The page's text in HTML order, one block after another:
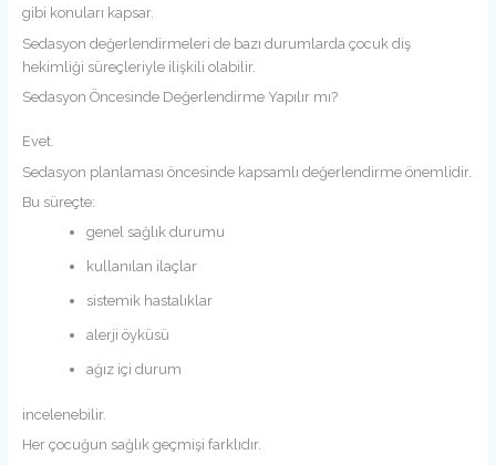
gibi konuları kapsar.
Sedasyon değerlendirmeleri de bazı durumlarda çocuk diş
hekimliği süreçleriyle ilişkili olabilir.
Sedasyon Öncesinde Değerlendirme Yapılır mı?
Evet.
Sedasyon planlaması öncesinde kapsamlı değerlendirme önemlidir.
Bu süreçte:
genel sağlık durumu
kullanılan ilaçlar
sistemik hastalıklar
alerji öyküsü
ağız içi durum
incelenebilir.
Her çocuğun sağlık geçmişi farklıdır.